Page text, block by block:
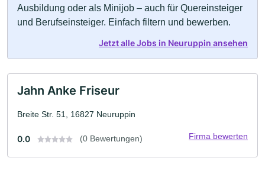
Ausbildung oder als Minijob – auch für Quereinsteiger
und Berufseinsteiger. Einfach filtern und bewerben.
Jetzt alle Jobs in Neuruppin ansehen
Jahn Anke Friseur
Breite Str. 51, 16827 Neuruppin
0.0 (0 Bewertungen) Firma bewerten